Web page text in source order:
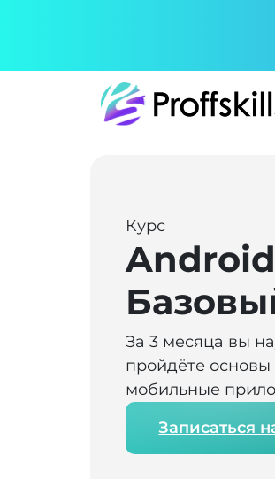
Курс
За 3 месяца вы
пройдёте
мобильные
Записаться